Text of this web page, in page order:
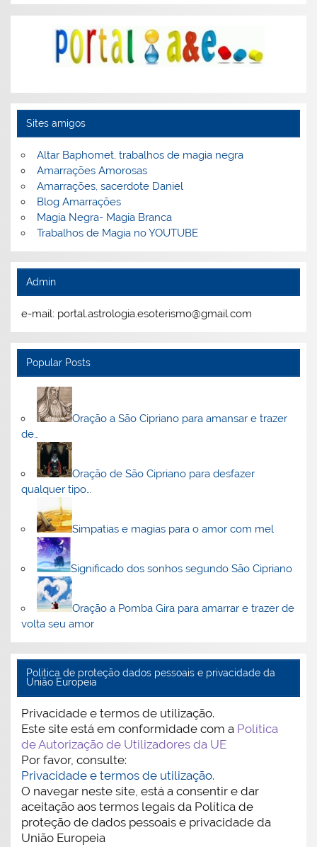
Sites amigos
Altar Baphomet, trabalhos de magia negra
Amarrações Amorosas
Amarrações, sacerdote Daniel
Blog Amarrações
Magia Negra- Magia Branca
Trabalhos de Magia no YOUTUBE
Admin
e-mail: portal.astrologia.esoterismo@gmail.com
Popular Posts
Oração a São Cipriano para amansar e trazer
de…
Oração de São Cipriano para desfazer
qualquer tipo…
Simpatias e magias para o amor com mel
Significado dos sonhos segundo São Cipriano
Oração a Pomba Gira para amarrar e trazer de
volta seu amor
Politica de proteção dados pessoais e privacidade da
União Europeia
Privacidade e termos de utilização.
Este site está em conformidade com a Política
de Autorização de Utilizadores da UE
Por favor, consulte:
Privacidade e termos de utilização.
O navegar neste site, está a consentir e dar
aceitação aos termos legais da Política de
proteção de dados pessoais e privacidade da
União Europeia